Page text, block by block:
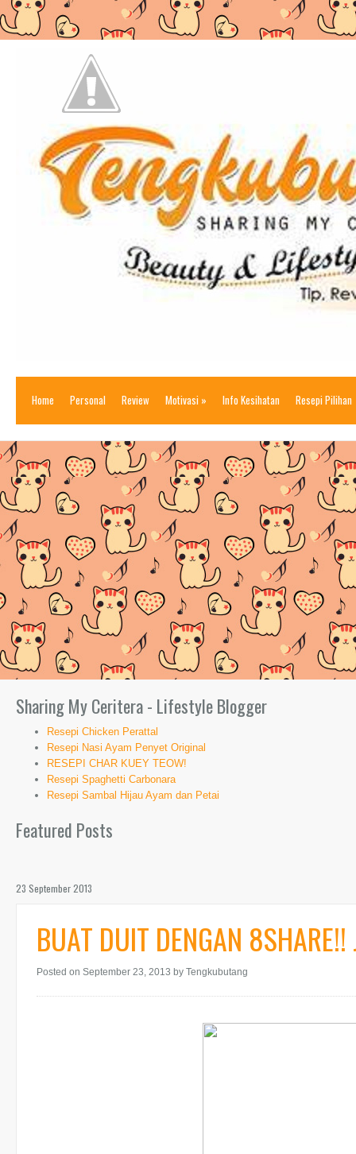
Home Personal Review Motivasi » Info Kesihatan Resepi Pilihan
Sharing My Ceritera - Lifestyle Blogger
Resepi Chicken Perattal
Resepi Nasi Ayam Penyet Original
RESEPI CHAR KUEY TEOW!
Resepi Spaghetti Carbonara
Resepi Sambal Hijau Ayam dan Petai
Featured Posts
23 September 2013
BUAT DUIT DENGAN
Posted on September 23, 2013 by Tengkubutang